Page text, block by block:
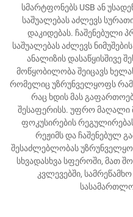
სმარტფონებს USB ან
საშუალებას აძლევს
დაკიდებას. ჩაშენებული
საშუალებას აძლევს
ანალიზის დასაწყისშივე
მოწყობილობა შეიცავს
რომელიც უზრუნველყოფს
რაც ხდის მას
შესაფერისს. უფრო
ფოკუსირების
რეჟიმს და ჩაშენებულ
შესაძლებლობას
სხვადასხვა სფეროში, მათ
კვლევებში,
სასამართლო